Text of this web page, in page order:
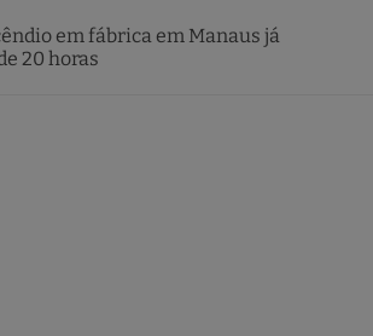
em fábrica em Manaus já
20 horas